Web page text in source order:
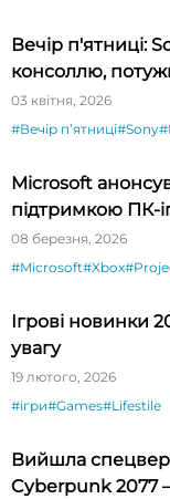
Вечір п'ятниці:
консоллю,
03 квітня, 2026
#Вечір пʼятниці#Sony
Microsoft
підтримкою ПК-
08 березня, 2026
#Microsoft#Xbox
Ігрові новинки
увагу
19 лютого, 2026
#ігри#Games#Lifestile
Вийшла
Cyberpunk 2077